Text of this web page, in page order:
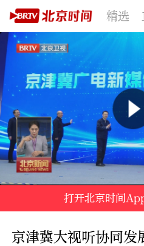
精选
打开北京时间
京津冀大视听协同发